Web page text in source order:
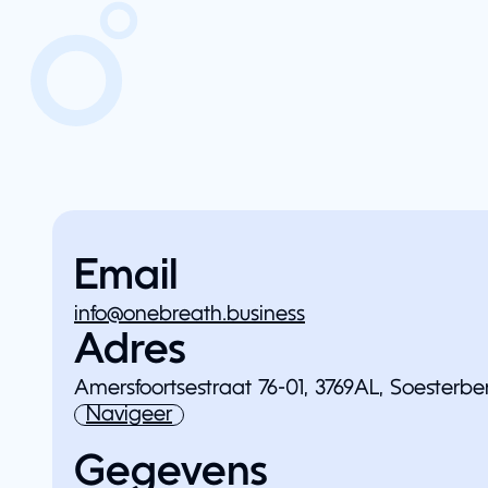
Email
info@onebreath.business
Adres
Amersfoortsestraat 76-01, 3769AL,
Navigeer
Gegevens